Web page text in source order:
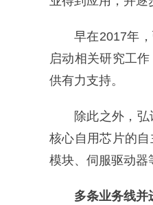
早在2017年
启动相关研究工
供有力支持。
除此之外，
核心自用芯片的
模块、伺服驱动器
多条业务线并